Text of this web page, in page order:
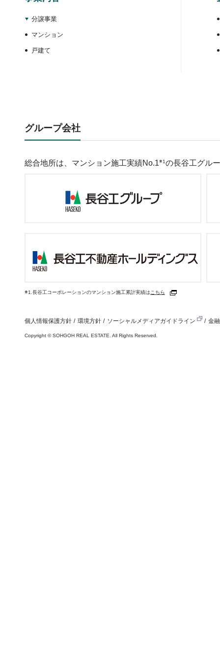
分譲事業
マンション
戸建て
グループ会社
総合地所は、マンション施工実績No.1※1の長谷工グル
※1.長谷工コーポレーションのマンション施工累計実績は こちら
個人情報保護方針 環境方針 ソーシャルメディアガイドライン 金
Copyright ©SOHGOH REAL ESTATE. All Rights Reserved.